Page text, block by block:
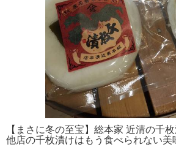
【まさに冬の至宝】総本家 近清の千
他店の千枚漬けはもう食べられない美